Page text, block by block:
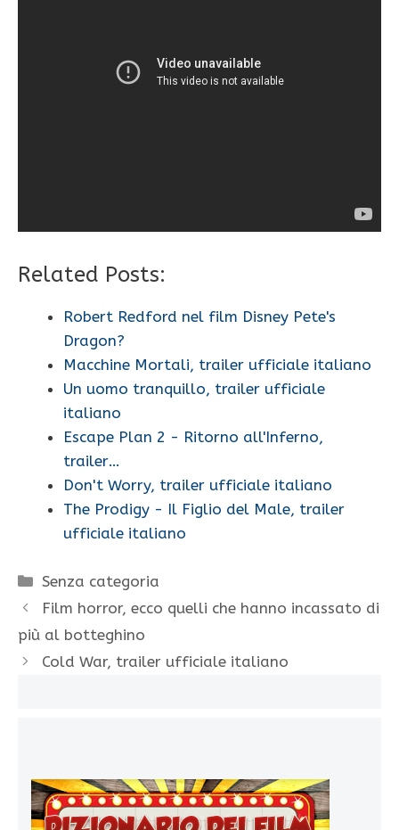
Related Posts:
Robert Redford nel film Disney Pete's
Dragon?
Macchine Mortali, trailer ufficiale italiano
Un uomo tranquillo, trailer ufficiale
italiano
Escape Plan 2 - Ritorno all'Inferno,
trailer…
Don't Worry, trailer ufficiale italiano
The Prodigy - Il Figlio del Male, trailer
ufficiale italiano
Categorie
Senza categoria
Film horror, ecco quelli che hanno incassato di
più al botteghino
Cold War, trailer ufficiale italiano